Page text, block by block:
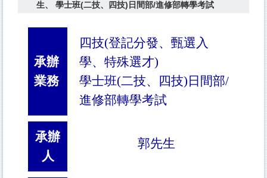
生、 學士班(二技、四技)日間部/進修部轉學考試
承辦
業務
四技(登記分發、甄選入
學、特殊選才)
學士班(二技、四技)日間部/
進修部轉學考試
承辦
人
郭先生